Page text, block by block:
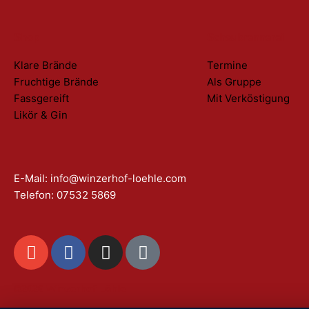
Klare Brände
Fruchtige Brände
Fassgereift
Likör & Gin
Termine
Als Gruppe
Mit Verköstigung
E-Mail: info@winzerhof-loehle.com
Telefon: 07532 5869
E
n
F
a
I
n
T
i